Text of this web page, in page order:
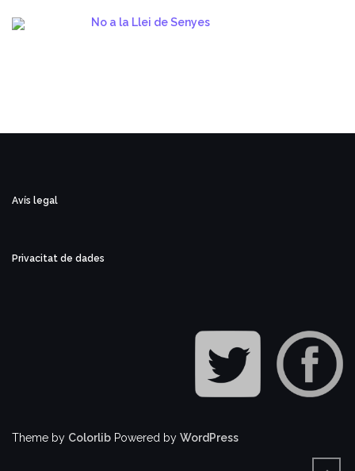
No a la Llei de Senyes
Avís legal
Privacitat de dades
Theme by Colorlib Powered by WordPress